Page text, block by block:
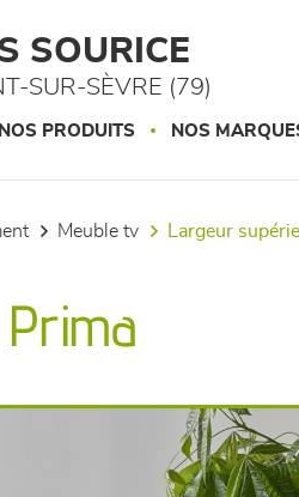
SOURICE
SUR-SÈVRE (79)
NOS PRODUITS NOS
meuble tv largeur